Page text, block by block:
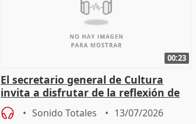
00:23
El secretario general de Cultura
invita a disfrutar de la reflexión de
lo humano de Timón de Atenas
Sonido Totales 13/07/2026